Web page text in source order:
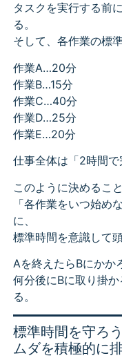
タスクを実行する前
る。
そして、各作業の標
作業A…20分
作業B…15分
作業C…40分
作業D…25分
作業E…20分
仕事全体は「2時間で
このように決めること
「各作業をいつ始め
に、
標準時間を意識して
Aを終えたらBにかか
何分後にBに取り掛
る。
標準時間を守ろ
ムダを積極的に